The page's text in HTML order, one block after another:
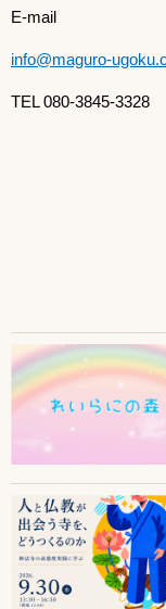
E-mail
info@maguro-
TEL 080-3845-3328
サブコンテ